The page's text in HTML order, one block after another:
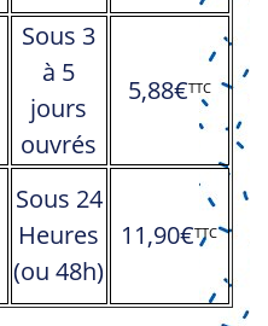
Sous 3
à 5
jours
ouvrés
5,88€TTC
Sous 24
Heures
(ou 48h)
11,90€TTC